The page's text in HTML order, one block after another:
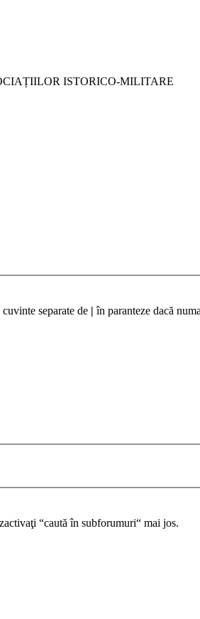
ISTORICO-MILITARE
separate de | în paranteze dacă
“caută în subforumuri“ mai jos.